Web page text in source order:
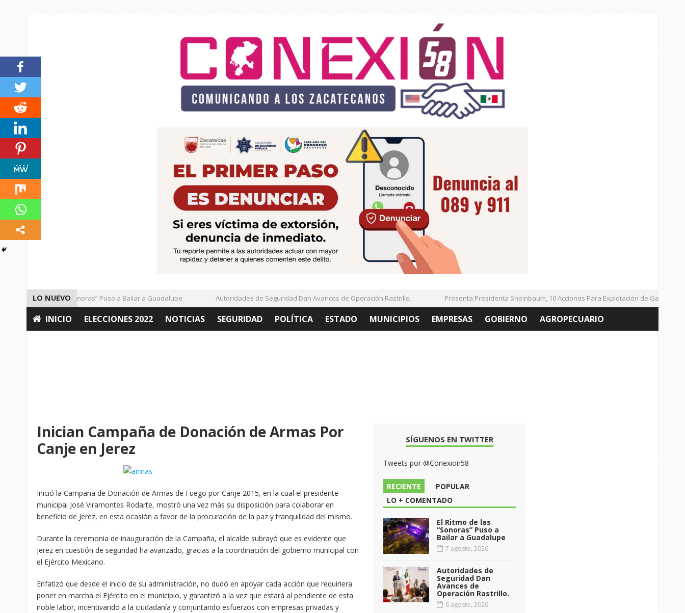
LO NUEVO
El Ritmo de las “Sonoras” Puso a Bailar a Guadalupe Autoridades de Seguridad Dan Avances de Operación Rastrillo. Presenta Presidenta Sheinbaum, 10 Acciones Para Explotación de Gas Natural
INICIO ELECCIONES 2022 NOTICIAS SEGURIDAD POLÍTICA ESTADO MUNICIPIOS EMPRESAS GOBIERNO AGROPECUARIO
Inician Campaña de Donación de Armas Por
Canje en Jerez
Inició la Campaña de Donación de Armas de Fuego por Canje 2015, en la cual el presidente
municipal José Viramontes Rodarte, mostró una vez más su disposición para colaborar en
beneficio de Jerez, en esta ocasión a favor de la procuración de la paz y tranquilidad del mismo.
Durante la ceremonia de inauguración de la Campaña, el alcalde subrayó que es evidente que
Jerez en cuestión de seguridad ha avanzado, gracias a la coordinación del gobierno municipal con
el Ejército Mexicano.
Enfatizó que desde el inicio de su administración, no dudó en apoyar cada acción que requiriera
poner en marcha el Ejército en el municipio, y garantizó a la vez que estará al pendiente de esta
noble labor, incentivando a la ciudadanía y conjuntando esfuerzos con empresas privadas y
SÍGUENOS EN TWITTER
Tweets por @Conexion58
RECIENTE
POPULAR
LO + COMENTADO
El Ritmo de las
“Sonoras” Puso a
Bailar a Guadalupe
7 agosto, 2026
Autoridades de
Seguridad Dan
Avances de
Operación Rastrillo.
6 agosto, 2026